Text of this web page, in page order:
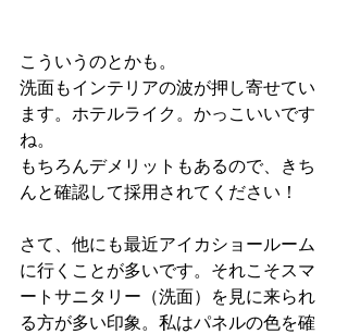
こういうのとかも。
洗面もインテリアの波が押し寄せてい
ます。ホテルライク。かっこいいです
ね。
もちろんデメリットもあるので、きち
んと確認して採用されてください！
さて、他にも最近アイカショールーム
に行くことが多いです。それこそスマ
ートサニタリー（洗面）を見に来られ
る方が多い印象。私はパネルの色を確